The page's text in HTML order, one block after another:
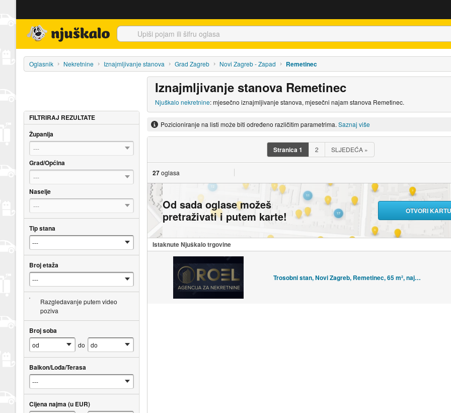
Oglasnik Nekretnine Iznajmljivanje stanova Grad Zagreb Novi Zagreb - Zapad Remetinec
Iznajmljivanje stanova Remetinec
Njuškalo nekretnine: mjesečno iznajmljivanje stanova, mjesečni najam stanova Remetinec.
Pozicioniranje na listi može biti određeno različitim parametrima. Saznaj više
Stranica1 2 SLJEDEĆA »
27oglasa
Od sada oglase možeš
pretraživati i putem karte!
OTVORI KARTU
Istaknute Njuškalo trgovine
Trosobni stan, Novi Zagreb, Remetinec, 65 m², najam
FILTRIRAJ REZULTATE
Županija
---
Grad/Općina
---
Naselje
---
Tip stana
Broj etaža
Razgledavanje putem video
poziva
Broj soba
do
Balkon/Lođa/Terasa
Cijena najma (u EUR)